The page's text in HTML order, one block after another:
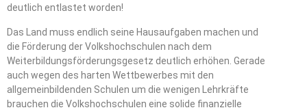
deutlich entlastet worden!
Das Land muss endlich seine Hausaufgaben machen und
die Förderung der Volkshochschulen nach dem
Weiterbildungsförderungsgesetz deutlich erhöhen. Gerade
auch wegen des harten Wettbewerbes mit den
allgemeinbildenden Schulen um die wenigen Lehrkräfte
brauchen die Volkshochschulen eine solide finanzielle